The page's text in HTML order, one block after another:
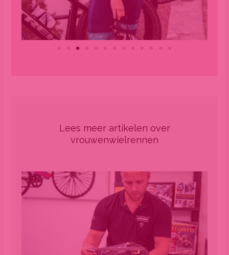
Lees meer artikelen over
vrouwenwielrennen